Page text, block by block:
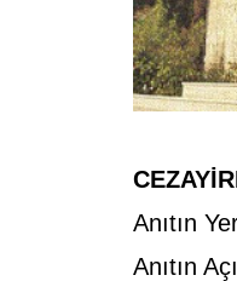
Anıtın
Anıtın